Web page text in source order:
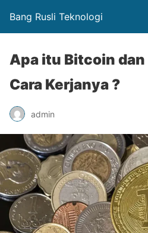
Bang Rusli Teknologi
Apa itu Bitcoin dan
Cara Kerjanya ?
admin